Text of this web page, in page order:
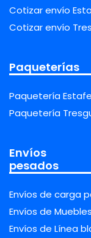
Cotizar envío
Cotizar envío
Paqueterías
Paquetería
Paquetería
Envíos
pesados
Envíos de carga
Envíos de Muebles
Envíos de Línea